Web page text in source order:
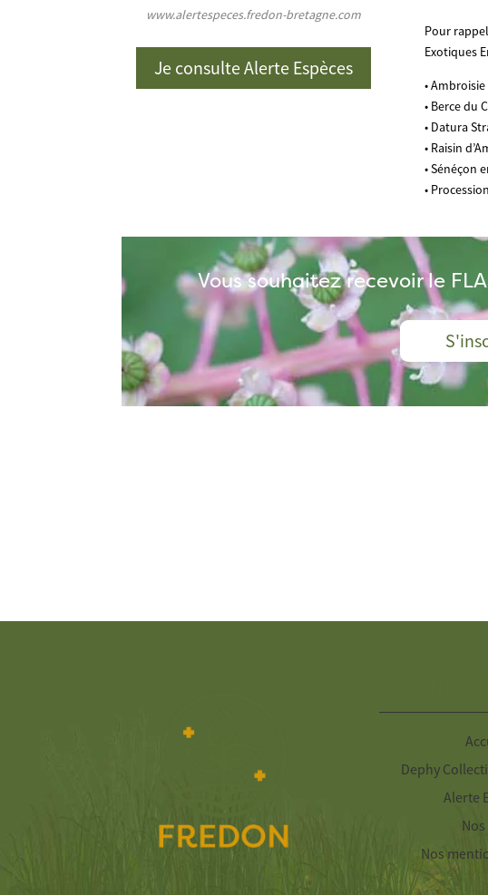
www.alertespeces.fredon-bretagne.com
Je consulte Alerte Espèces
Pour
Exotiques
•
• Berce du
• Datura
• Raisin
• Sénéçon
•
Vous souhaitez recevoir le
Dephy
Alerte
Nos
Nos